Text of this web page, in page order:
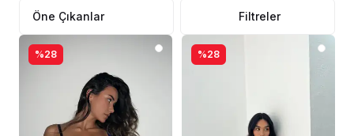
Filtreler
%28 %28